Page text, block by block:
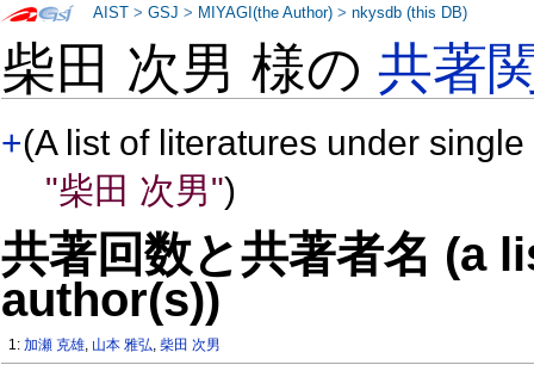
柴田 次男 様の共著
+(A list of literatures under
"柴田 次男")
共著回数と共著者名 (a
author(s))
1:加瀬 克雄, 山本 雅弘,柴田 次男
AIST >GSJ > MIYAGI(the Author) >nkysdb (this DB)